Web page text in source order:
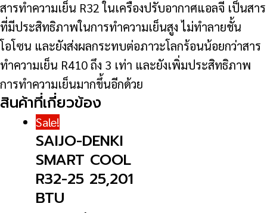
สารทำความเย็น R32 ในเครื่องปรับอากาศแอลจี เป็นสาร
ที่มีประสิทธิภาพในการทำความเย็นสูง ไม่ทำลายชั้น
โอโซน และยังส่งผลกระทบต่อภาวะโลกร้อนน้อยกว่าสาร
ทำความเย็น R410 ถึง 3 เท่า และยังเพิ่มประสิทธิภาพ
การทำความเย็นมากขึ้นอีกด้วย
สินค้าที่เกี่ยวข้อง
Sale!
SAIJO-DENKI
SMART COOL
R32-25 25,201
BTU